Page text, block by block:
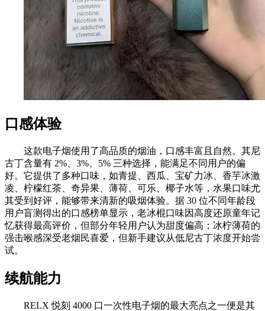
口感体验
这款电子烟使用了高品质的烟油，口感丰富且自然。其尼
古丁含量有 2%、3%、5% 三种选择，能满足不同用户的偏
好。它提供了多种口味，如青提、西瓜、宝矿力冰、香芋冰激
凌、柠檬红茶、奇异果、薄荷、可乐、椰子水等，水果口味尤
其受到好评，能够带来清新的吸烟体验。据 30 位不同年龄段
用户盲测得出的口感榜单显示，老冰棍口味因高度还原童年记
忆获得最高评价，但部分年轻用户认为甜度偏高；冰柠薄荷的
强击喉感深受老烟民喜爱，但新手建议从低尼古丁浓度开始尝
试。
续航能力
RELX 悦刻 4000 口一次性电子烟的最大亮点之一便是其